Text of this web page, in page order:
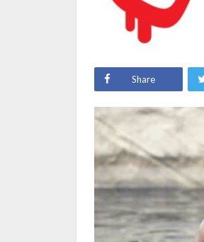
Share